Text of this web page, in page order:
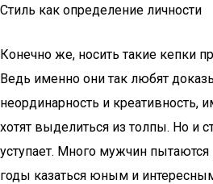
Стиль как определение личности
Конечно же, носить такие кепки
Ведь именно они так любят
неординарность и креативность,
хотят выделиться из толпы. Но и
уступает. Много мужчин
годы казаться юным и